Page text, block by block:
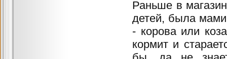
Раньше в
детей, была
- корова или
кормит и